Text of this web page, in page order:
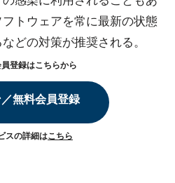
トウェアを常に最新の状態
どの対策が推奨される。
登録はこちらから
無料会員登録
スの詳細はこちら